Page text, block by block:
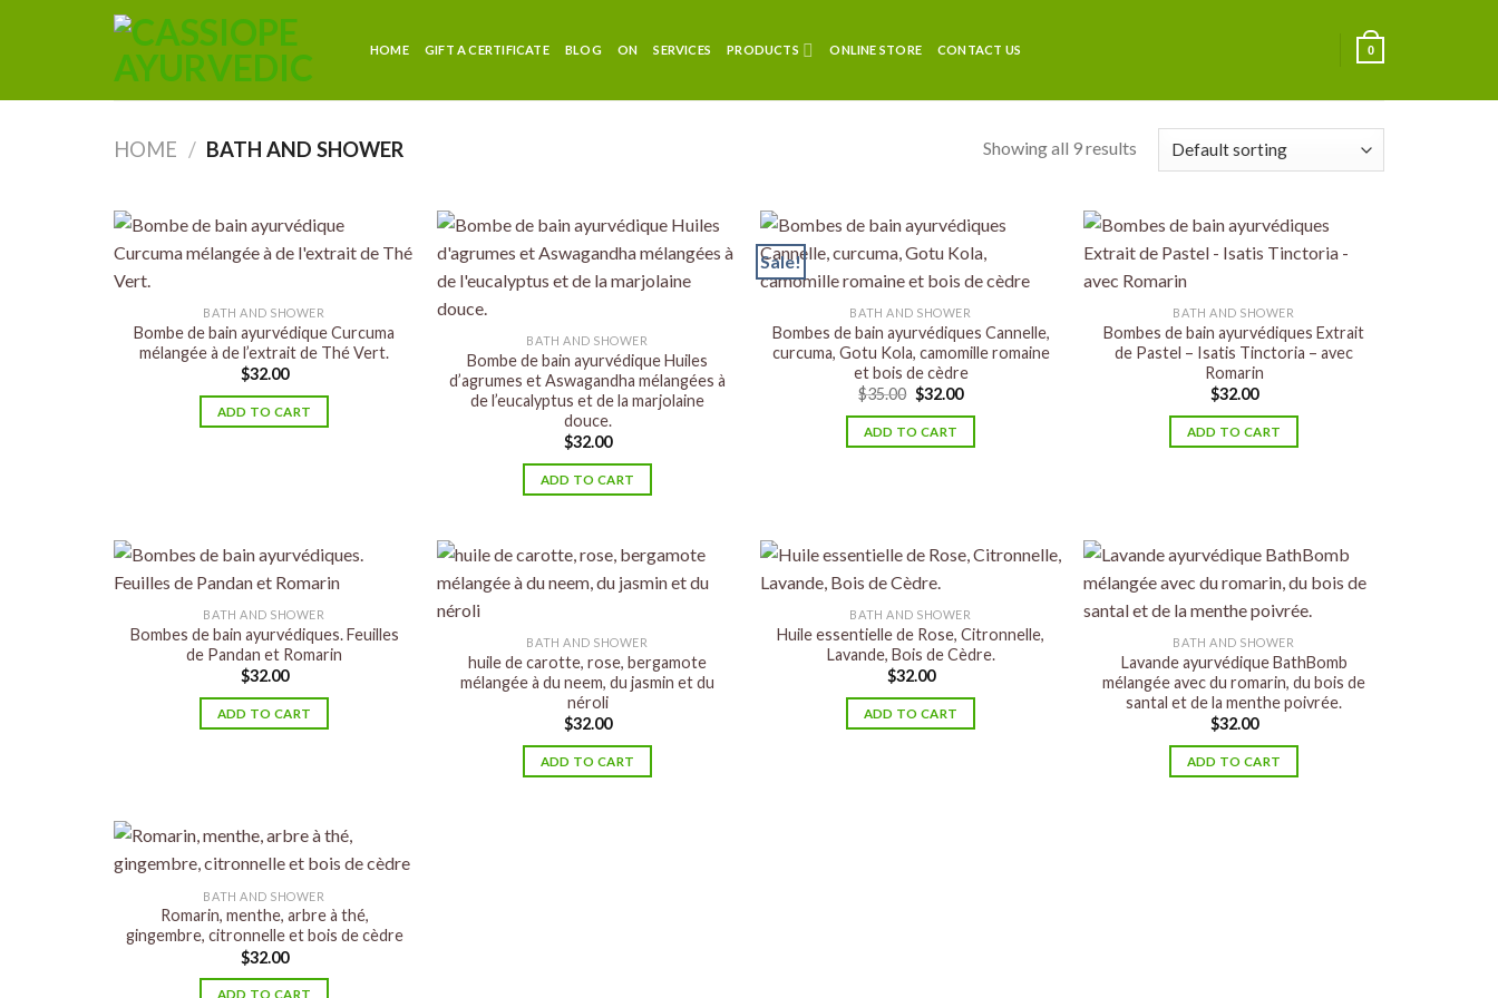
HOME GIFT A CERTIFICATE BLOG ON SERVICES PRODUCTS ONLINE STORE CONTACT US 0
HOME / BATH AND SHOWER Showing all 9 results
BATH AND SHOWER
Bombe de bain ayurvédique Curcuma
mélangée à de l’extrait de Thé Vert.
$32.00
ADD TO CART
BATH AND SHOWER
Bombe de bain ayurvédique Huiles
d’agrumes et Aswagandha mélangées à
de l’eucalyptus et de la marjolaine
douce.
$32.00
ADD TO CART
Sale!
BATH AND SHOWER
Bombes de bain ayurvédiques Cannelle,
curcuma, Gotu Kola, camomille romaine
et bois de cèdre
$35.00 $32.00
ADD TO CART
BATH AND SHOWER
Bombes de bain ayurvédiques Extrait
de Pastel – Isatis Tinctoria – avec
Romarin
$32.00
ADD TO CART
BATH AND SHOWER
Bombes de bain ayurvédiques. Feuilles
de Pandan et Romarin
$32.00
ADD TO CART
BATH AND SHOWER
huile de carotte, rose, bergamote
mélangée à du neem, du jasmin et du
néroli
$32.00
ADD TO CART
BATH AND SHOWER
Huile essentielle de Rose, Citronnelle,
Lavande, Bois de Cèdre.
$32.00
ADD TO CART
BATH AND SHOWER
Lavande ayurvédique BathBomb
mélangée avec du romarin, du bois de
santal et de la menthe poivrée.
$32.00
ADD TO CART
BATH AND SHOWER
Romarin, menthe, arbre à thé,
gingembre, citronnelle et bois de cèdre
$32.00
ADD TO CART